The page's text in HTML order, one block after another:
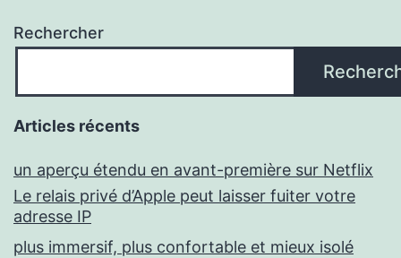
Rechercher
Articles récents
un aperçu étendu en avant-première sur Netflix
Le relais privé d’Apple peut laisser fuiter votre
adresse IP
plus immersif, plus confortable et mieux isolé